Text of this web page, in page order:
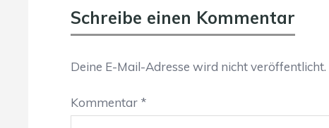
Schreibe einen Kommentar
Deine E-Mail-Adresse wird nicht veröffentlicht.
Kommentar *